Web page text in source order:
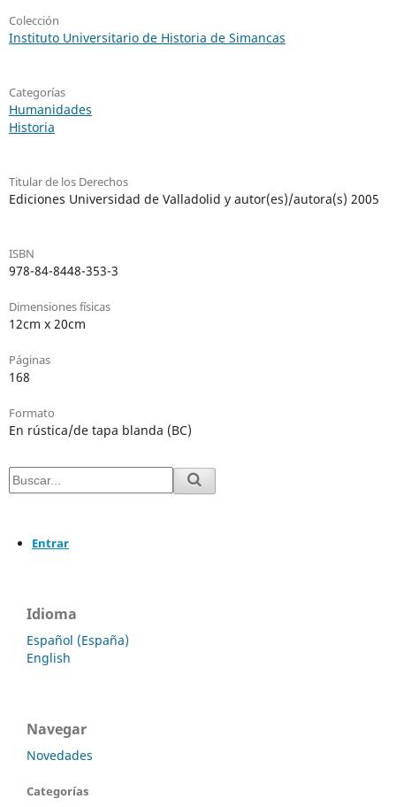
Colección
Instituto Universitario de Historia de Simancas
Categorías
Humanidades
Historia
Titular de los Derechos
Ediciones Universidad de Valladolid y autor(es)/autora(s) 2005
ISBN
978-84-8448-353-3
Dimensiones físicas
12cm x 20cm
Páginas
168
Formato
En rústica/de tapa blanda (BC)
Entrar
Idioma
Español (España)
English
Navegar
Novedades
Categorías